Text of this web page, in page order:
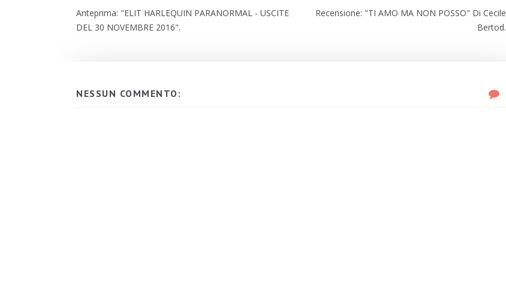
Anteprima: "eLIT HARLEQUIN PARANORMAL - USCITE
DEL 30 NOVEMBRE 2016".
Recensione: "TI AMO MA NON POSSO" Di Cecile
Bertod.
NESSUN COMMENTO: